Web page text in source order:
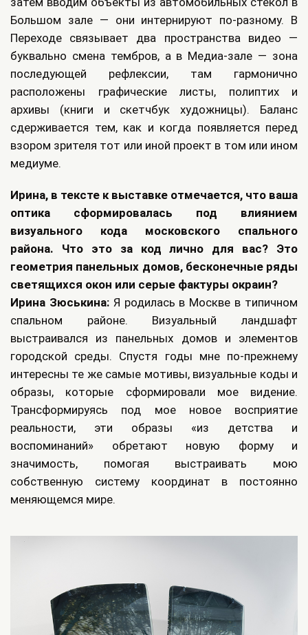
Большом зале — они интернируют по-разному. В
Переходе связывает два пространства видео —
буквально смена тембров, а в Медиа-зале — зона
последующей рефлексии, там гармонично
расположены графические листы, полиптих и
архивы (книги и скетчбук художницы). Баланс
сдерживается тем, как и когда появляется перед
взором зрителя тот или иной проект в том или ином
медиуме.
Ирина, в тексте к выставке отмечается, что ваша
оптика сформировалась под влиянием
визуального кода московского спального
района. Что это за код лично для вас? Это
геометрия панельных домов, бесконечные ряды
светящихся окон или серые фактуры окраин?
Ирина Зюськина: Я родилась в Москве в типичном
спальном районе. Визуальный ландшафт
выстраивался из панельных домов и элементов
городской среды. Спустя годы мне по-прежнему
интересны те же самые мотивы, визуальные коды и
образы, которые сформировали мое видение.
Трансформируясь под мое новое восприятие
реальности, эти образы «из детства и
воспоминаний» обретают новую форму и
значимость, помогая выстраивать мою
собственную систему координат в постоянно
меняющемся мире.